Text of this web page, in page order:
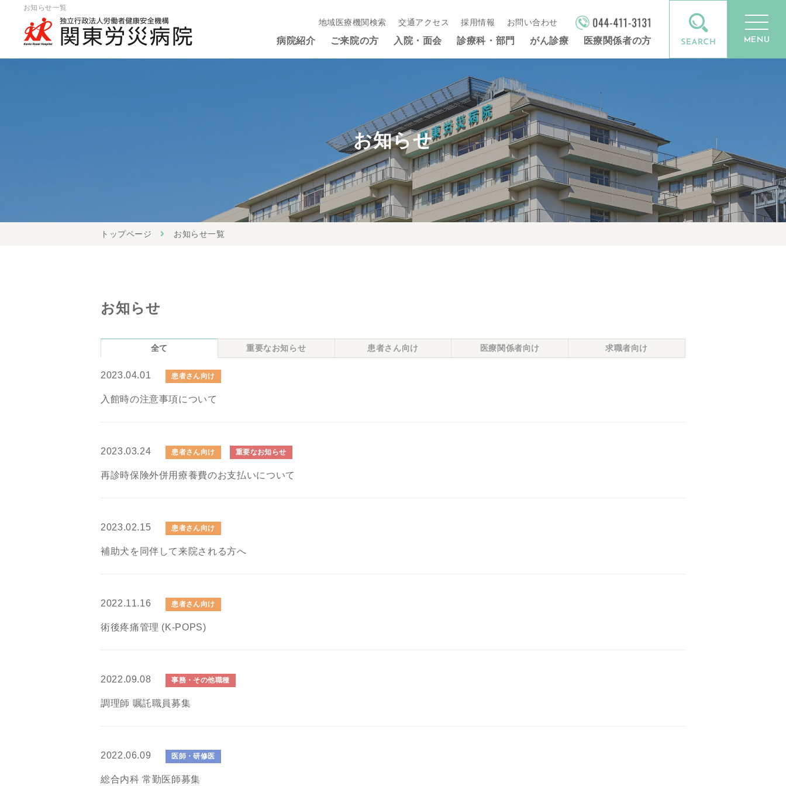
お知らせ一覧
地域医療機関検索 交通アクセス 採用情報 お問い合わせ
病院紹介 ご来院の方 入院・面会 診療科・部門 がん診療 医療関係者の方 MENU
お知らせ
トップページ お知らせ一覧
お知らせ
全て 重要なお知らせ 患者さん向け 医療関係者向け 求職者向け
2023.04.01 患者さん向け
入館時の注意事項について
2023.03.24 患者さん向け 重要なお知らせ
再診時保険外併用療養費のお支払いについて
2023.02.15 患者さん向け
補助犬を同伴して来院される方へ
2022.11.16 患者さん向け
術後疼痛管理 (K-POPS)
2022.09.08 事務・その他職種
調理師 嘱託職員募集
2022.06.09 医師・研修医
総合内科 常勤医師募集